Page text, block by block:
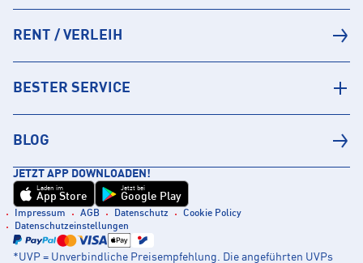
RENT / VERLEIH
BESTER SERVICE
BLOG
JETZT APP DOWNLOADEN!
Laden im
App Store
Jetzt bei
Google Play
Impressum AGB Datenschutz
Cookie Policy
Datenschutzeinstellungen
*UVP = Unverbindliche Preisempfehlung. Die angeführten UVPs